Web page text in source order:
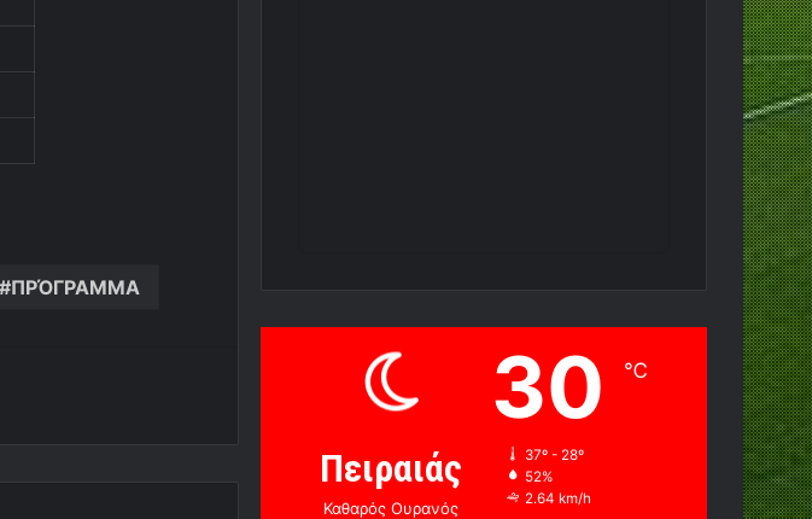
ΠΡΌΓΡΑΜΜΑ
Πειραιάς
Καθαρός Ουρανός
30 ℃
37º - 28º
52%
2.64 km/h